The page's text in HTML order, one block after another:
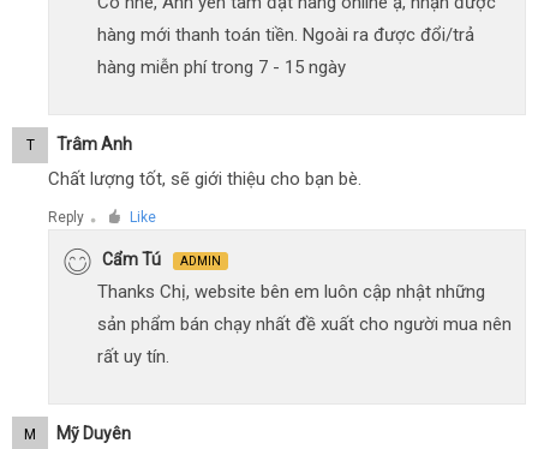
hàng mới thanh toán tiền. Ngoài ra được đổi/trả
hàng miễn phí trong 7 - 15 ngày
T Trâm Anh
Chất lượng tốt, sẽ giới thiệu cho bạn bè.
Reply ● Like
Cẩm Tú ADMIN
Thanks Chị, website bên em luôn cập nhật những
sản phẩm bán chạy nhất đề xuất cho người mua nên
rất uy tín.
M Mỹ Duyên